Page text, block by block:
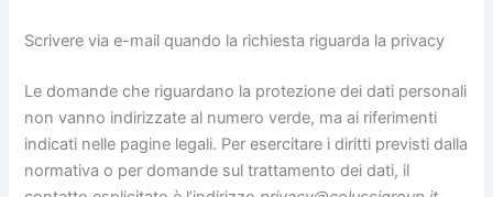
Scrivere via e-mail quando la richiesta riguarda la privacy
Le domande che riguardano la protezione dei dati personali
non vanno indirizzate al numero verde, ma ai riferimenti
indicati nelle pagine legali. Per esercitare i diritti previsti dalla
normativa o per domande sul trattamento dei dati, il